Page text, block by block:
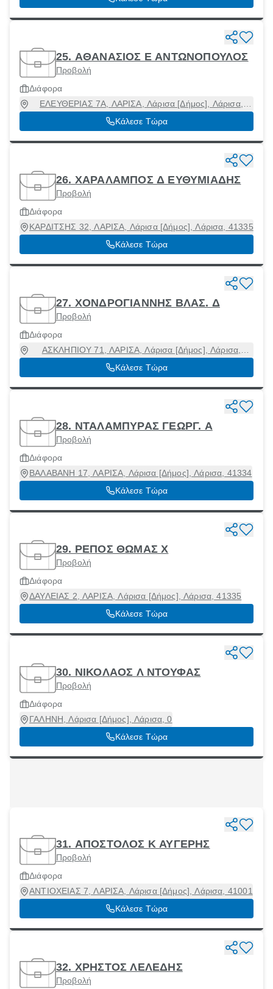
25. ΑΘΑΝΑΣΙΟΣ Ε ΑΝΤΩΝΟΠΟΥΛΟΣ
Προβολή
Διάφορα
ΕΛΕΥΘΕΡΙΑΣ 7Α, ΛΑΡΙΣΑ, Λάρισα [Δήμος], Λάρισα,
41334
Κάλεσε Τώρα
26. ΧΑΡΑΛΑΜΠΟΣ Δ ΕΥΘΥΜΙΑΔΗΣ
Προβολή
Διάφορα
ΚΑΡΔΙΤΣΗΣ 32, ΛΑΡΙΣΑ, Λάρισα [Δήμος], Λάρισα, 41335
Κάλεσε Τώρα
27. ΧΟΝΔΡΟΓΙΑΝΝΗΣ ΒΛΑΣ. Δ
Προβολή
Διάφορα
ΑΣΚΛΗΠΙΟΥ 71, ΛΑΡΙΣΑ, Λάρισα [Δήμος], Λάρισα,
41222
Κάλεσε Τώρα
28. ΝΤΑΛΑΜΠΥΡΑΣ ΓΕΩΡΓ. Α
Προβολή
Διάφορα
ΒΑΛΑΒΑΝΗ 17, ΛΑΡΙΣΑ, Λάρισα [Δήμος], Λάρισα, 41334
Κάλεσε Τώρα
29. ΡΕΠΟΣ ΘΩΜΑΣ Χ
Προβολή
Διάφορα
ΔΑΥΛΕΙΑΣ 2, ΛΑΡΙΣΑ, Λάρισα [Δήμος], Λάρισα, 41335
Κάλεσε Τώρα
30. ΝΙΚΟΛΑΟΣ Λ ΝΤΟΥΦΑΣ
Προβολή
Διάφορα
ΓΑΛΗΝΗ, Λάρισα [Δήμος], Λάρισα, 0
Κάλεσε Τώρα
31. ΑΠΟΣΤΟΛΟΣ Κ ΑΥΓΕΡΗΣ
Προβολή
Διάφορα
ΑΝΤΙΟΧΕΙΑΣ 7, ΛΑΡΙΣΑ, Λάρισα [Δήμος], Λάρισα, 41001
Κάλεσε Τώρα
32. ΧΡΗΣΤΟΣ ΛΕΛΕΔΗΣ
Προβολή